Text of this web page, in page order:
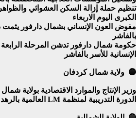
تنظيم حملة إزالة السكن العشوائي
الكبرى اليوم الاربعاء
مفوض العون الإنساني بشمال دارفور يثمت
بالفاشر
حكومة شمال دارفور تدشن المرحلة
الإنسانية للأسر بالفاشر
🔵 ولاية شمال كردفان
وزير الإنتاج والموارد الاقتصادية بولاية
الدورة التدريبية لمنظمة LM العالمية بالرهد